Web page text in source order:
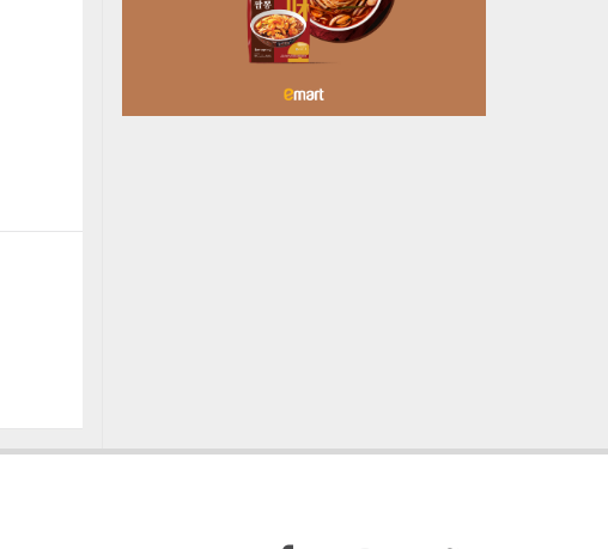
БУЯНТ СУМАНД АЛГА
БОЛСОН 10 НАСТАЙ
ОХИНЫГ ЭРЭН ХАЙХ
МОНГОЛ, ХЯТАДЫН
Өчигдөр